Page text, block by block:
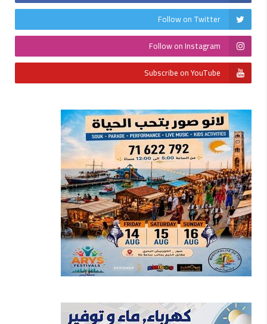
Follow on Twitter
Follow on Instagram
Subscribe on YouTube